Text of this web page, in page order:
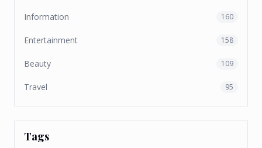
Information 160
Entertainment 158
Beauty 109
Travel 95
Tags